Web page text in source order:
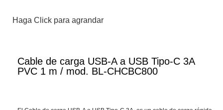
Haga Click para agrandar
Cable de carga USB-A a USB Tipo-C 3A
PVC 1 m / mod. BL-CHCBC800